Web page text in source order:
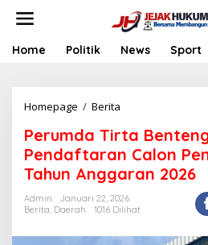
Home Politik News Sport
Homepage / Berita
r
u
m
d
a
T
r
Perumda Tirta
Pendaftaran Calon
Tahun Anggaran 2026
Admin
Januari 22, 2026
Berita, Daerah 1016 Dilihat